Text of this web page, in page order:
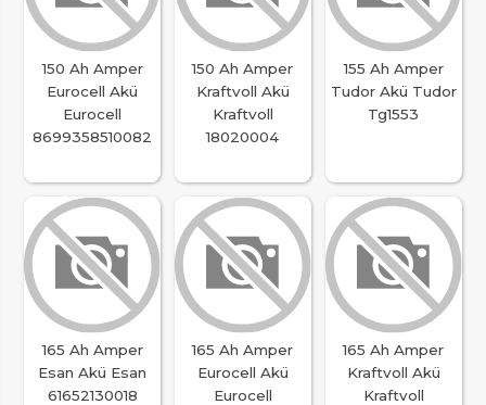
150 Ah Amper
Eurocell Akü
Eurocell
8699358510082
150 Ah Amper
Kraftvoll Akü
Kraftvoll
18020004
155 Ah Amper
Tudor Akü Tudor
Tg1553
165 Ah Amper
Esan Akü Esan
61652130018
165 Ah Amper
Eurocell Akü
Eurocell
165 Ah Amper
Kraftvoll Akü
Kraftvoll